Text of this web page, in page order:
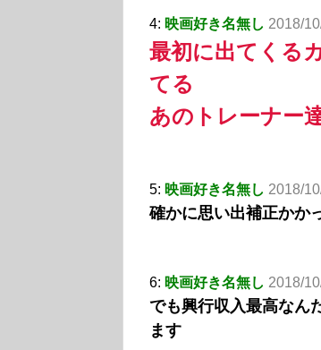
4: 映画好き名無し 2018/
最初に出てくる
てる
あのトレーナー
5: 映画好き名無し 2018/
確かに思い出補正かか
6: 映画好き名無し 2018/
でも興行収入最高なん
ます